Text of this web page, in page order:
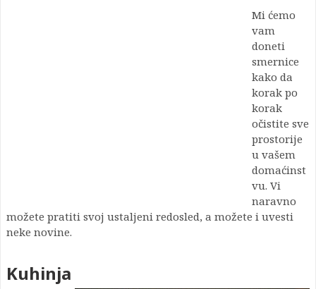
Mi ćemo
vam
doneti
smernice
kako da
korak po
korak
očistite sve
prostorije
u vašem
domaćinst
vu. Vi
naravno
možete pratiti svoj ustaljeni redosled, a možete i uvesti
neke novine.
Kuhinja